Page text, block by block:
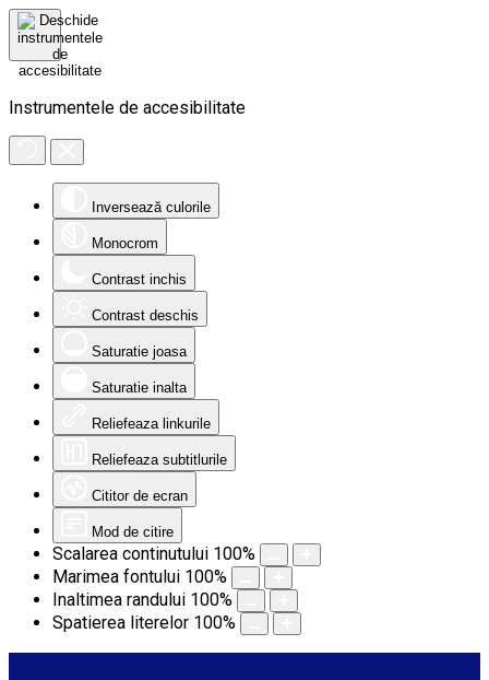
Instrumentele de accesibilitate
Inversează culorile
Monocrom
Contrast inchis
Contrast deschis
Saturatie joasa
Saturatie inalta
Reliefeaza linkurile
Reliefeaza subtitlurile
Cititor de ecran
Mod de citire
Scalarea continutului 100%
Marimea fontului 100%
Inaltimea randului 100%
Spatierea literelor 100%